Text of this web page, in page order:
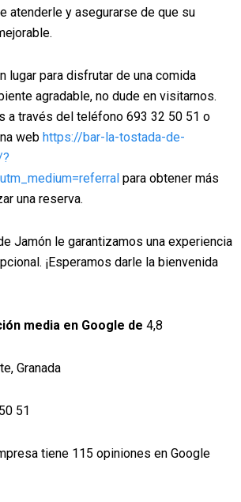
atenderle y asegurarse de que su
lugar para disfrutar de una comida
agradable, no dude en visitarnos.
a través del teléfono 693 32 50 51 o
web https://bar-la-tostada-de-
para obtener más
una reserva.
Jamón le garantizamos una experiencia
¡Esperamos darle la bienvenida
media en Google de 4,8
Granada
51
tiene 115 opiniones en Google